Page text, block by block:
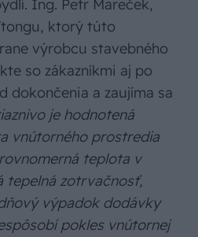
Ing. Petr Mareček,
ktorý túto
výrobcu stavebného
so zákazníkmi aj po
dokončenia a zaujíma sa
je hodnotená
vnútorného prostredia
teplota v
tepelná zotrvačnosť,
výpadok dodávky
pokles vnútornej